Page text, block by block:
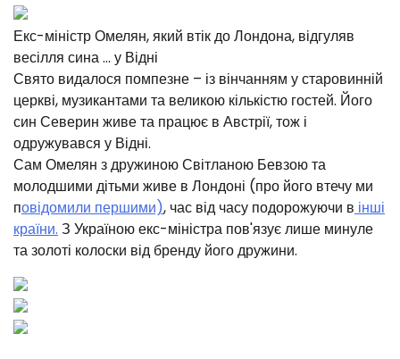
Екс-міністр Омелян, який втік до Лондона, відгуляв
весілля сина … у Відні
Свято видалося помпезне – із вінчанням у старовинній
церкві, музикантами та великою кількістю гостей. Його
син Северин живе та працює в Австрії, тож і
одружувався у Відні.
Сам Омелян з дружиною Світланою Бевзою та
молодшими дітьми живе в Лондоні (про його втечу ми
повідомили першими), час від часу подорожуючи в інші
країни. З Україною екс-міністра пов'язує лише минуле
та золоті колоски від бренду його дружини.